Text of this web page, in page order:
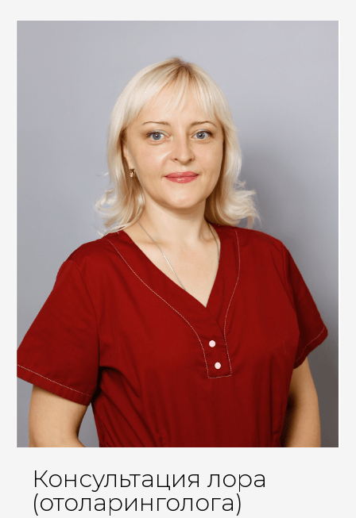
Консультация лора
(отоларинголога)